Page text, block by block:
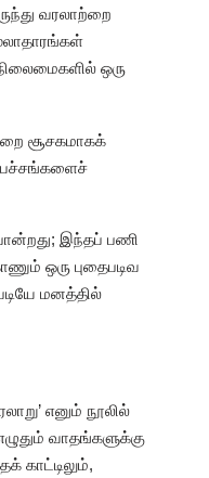
வரலாற்றை
ஒரு
சூசகமாகக்
இந்தப் பணி
ஒரு புதைபடிவ
மனத்தில்
எனும் நூலில்
வாதங்களுக்கு
காட்டிலும்,